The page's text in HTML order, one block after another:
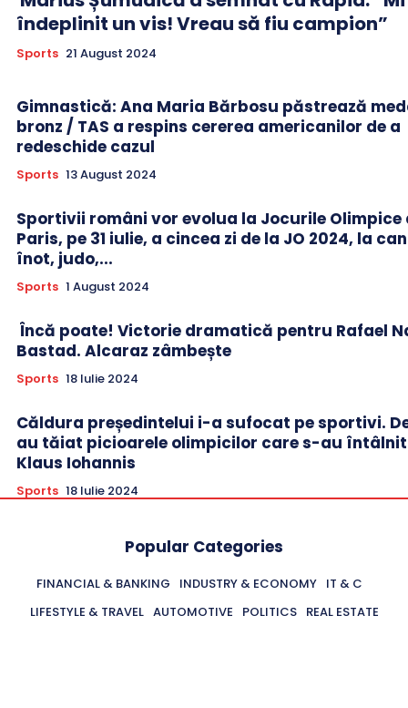
îndeplinit un vis! Vreau să fiu campion”
Sports 21 August 2024
Gimnastică: Ana Maria Bărbosu păstrează
bronz / TAS a respins cererea americanilor de a
redeschide cazul
Sports 13 August 2024
Sportivii români vor evolua la Jocurile Olimpice
Paris, pe 31 iulie, a cincea zi de la JO 2024, la
înot, judo,...
Sports 1 August 2024
Încă poate! Victorie dramatică pentru Rafael
Bastad. Alcaraz zâmbește
Sports 18 Iulie 2024
Căldura președintelui i-a sufocat pe sportivi.
au tăiat picioarele olimpicilor care s-au
Klaus Iohannis
Sports 18 Iulie 2024
Popular Categories
FINANCIAL & BANKING INDUSTRY & ECONOMY IT & C
LIFESTYLE & TRAVEL AUTOMOTIVE POLITICS REAL ESTATE